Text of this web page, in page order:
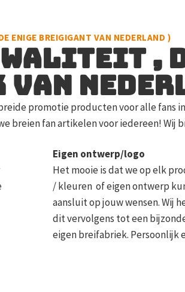
ENIGE BREIGIGANT VAN NEDERLAND )
,
promotie producten voor alle fans
breien fan artikelen voor iedereen! Wij
Eigen ontwerp/logo
Het mooie is dat we op elk
/ kleuren of eigen ontwerp
aansluit op jouw wensen. Wij
dit vervolgens tot een
eigen breifabriek. Persoonlijk